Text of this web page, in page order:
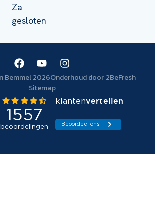
Za
gesloten
Bemmel 2026Onderhoud door 2BeFresh
Sitemap